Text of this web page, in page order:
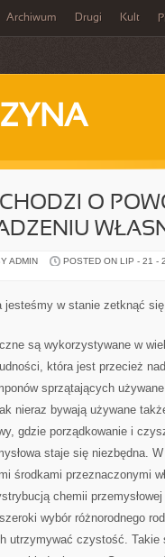
Archiwum Drugi Kult
O
ADMIN POSTED ON LIP - 21 -
jesteśmy w stanie zetknąć się
są wykorzystywane w
która jest przecież
sprzątających
nieraz bywają używane
gdzie porządkowanie i
staje się niezbędna.
środkami przeznaczonymi
chemii
wybór różnorodnego
utrzymywać czystość.